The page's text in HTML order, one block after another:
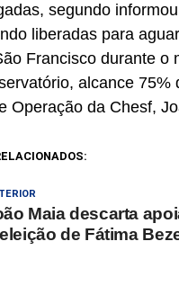
segundo
liberadas para
Francisco durante o
alcance 75%
Operação da Chesf,
Maia descarta
de Fátima